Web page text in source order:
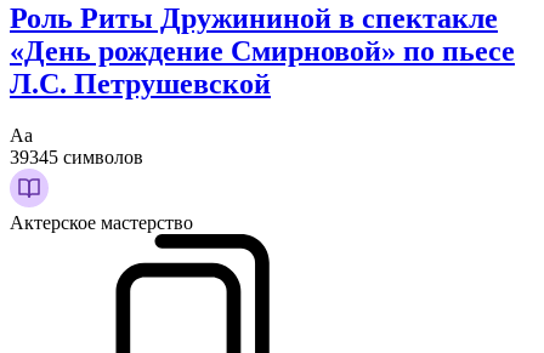
Роль Риты Дружининой в спектакле
«День рождение Смирновой» по пьесе
Л.С. Петрушевской
Аа
39345 символов
Актерское мастерство